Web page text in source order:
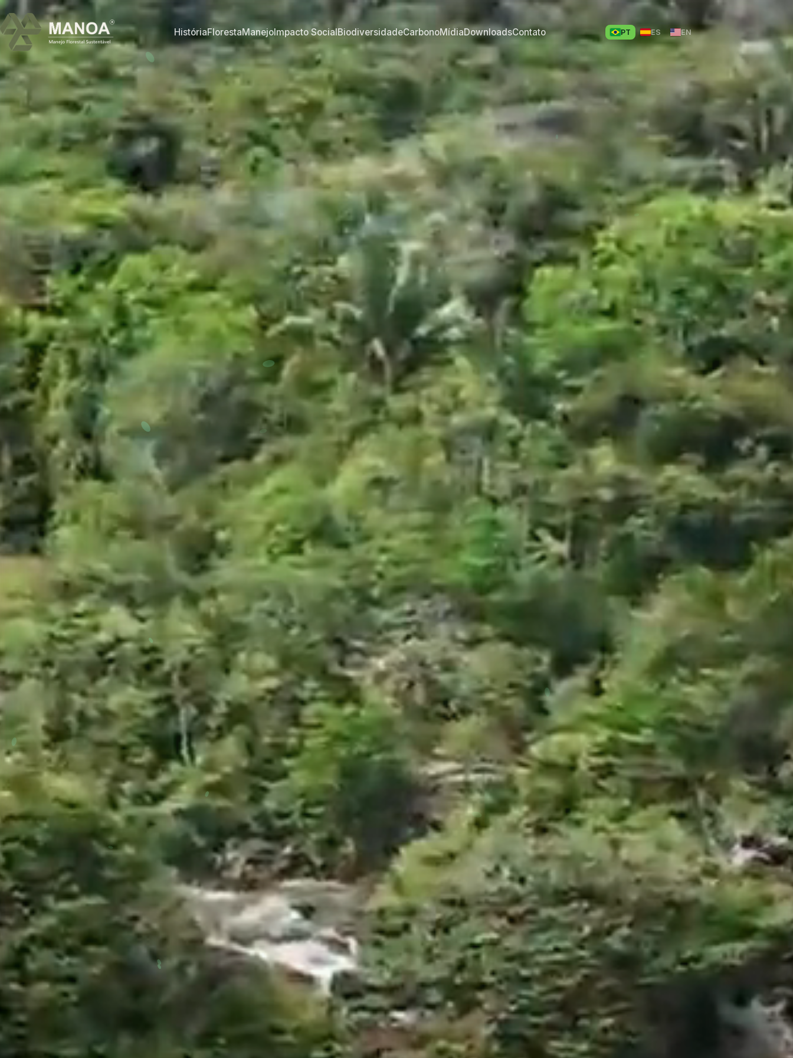
HistóriaFlorestaManejoImpacto SocialBiodiversidadeCarbonoMídiaDownloadsContato PT ES EN